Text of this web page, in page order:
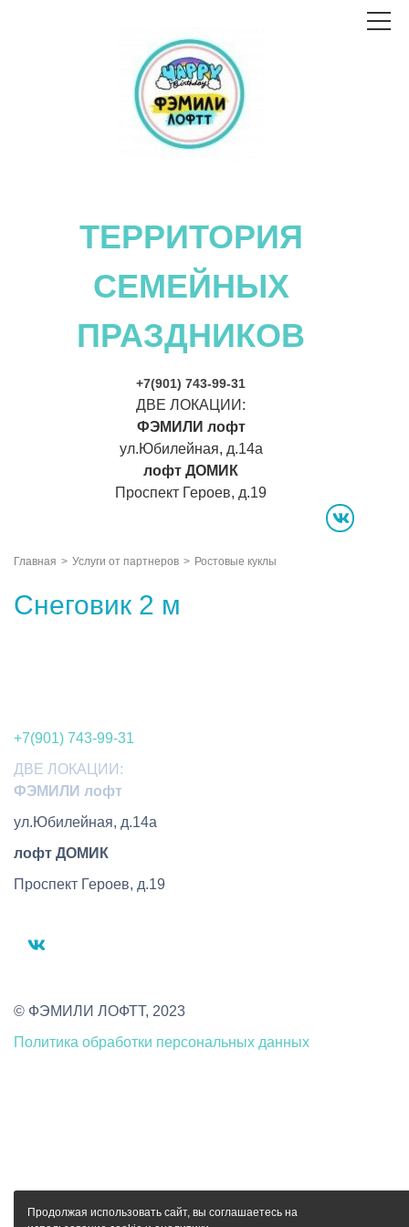
logo
ТЕРРИТОРИЯ
СЕМЕЙНЫХ
ПРАЗДНИКОВ
+7(901) 743-99-31
ДВЕ ЛОКАЦИИ:
ФЭМИЛИ лофт
ул.Юбилейная, д.14а
лофт ДОМИК
Проспект Героев, д.19
vk
Главная Услуги от партнеров Ростовые куклы
Снеговик 2 м
+7(901) 743-99-31
ДВЕ ЛОКАЦИИ:
ФЭМИЛИ лофт
ул.Юбилейная, д.14а
лофт ДОМИК
Проспект Героев, д.19
© ФЭМИЛИ ЛОФТТ, 2023
Политика обработки персональных данных
Продолжая использовать сайт, вы соглашаетесь на